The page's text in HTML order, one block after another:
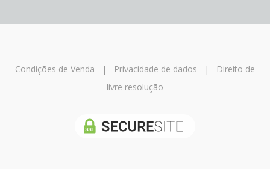
Condições de Venda | Privacidade de dados |
Direito de
livre resolução